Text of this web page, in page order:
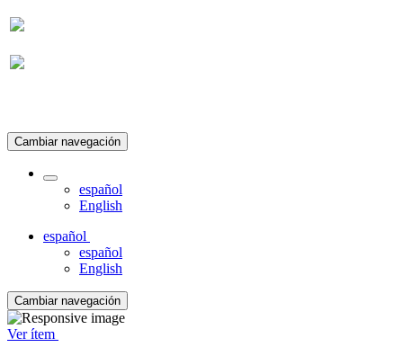
Cambiar navegación
español
English
español
español
English
Cambiar navegación
Ver ítem